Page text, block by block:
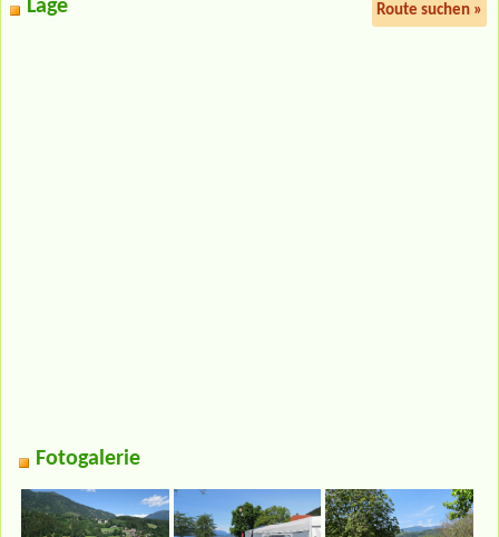
Lage Route suchen »
Fotogalerie